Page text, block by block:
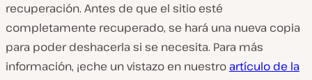
recuperación. Antes de que el sitio esté
completamente recuperado, se hará una nueva copia
para poder deshacerla si se necesita. Para más
información, ¡eche un vistazo en nuestro artículo de la